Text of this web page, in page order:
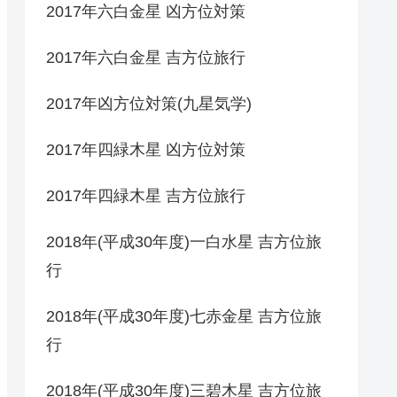
2017年六白金星 凶方位対策
2017年六白金星 吉方位旅行
2017年凶方位対策(九星気学)
2017年四緑木星 凶方位対策
2017年四緑木星 吉方位旅行
2018年(平成30年度)一白水星 吉方位旅
行
2018年(平成30年度)七赤金星 吉方位旅
行
2018年(平成30年度)三碧木星 吉方位旅